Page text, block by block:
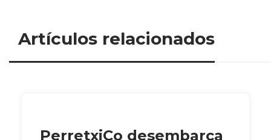
Artículos relacionados
PerretxiCo desembarca